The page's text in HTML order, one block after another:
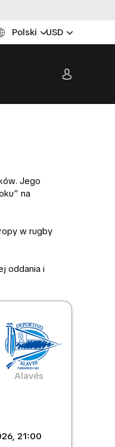
Polski USD
Jego
na
w rugby
oddania i
Alavés
21:00